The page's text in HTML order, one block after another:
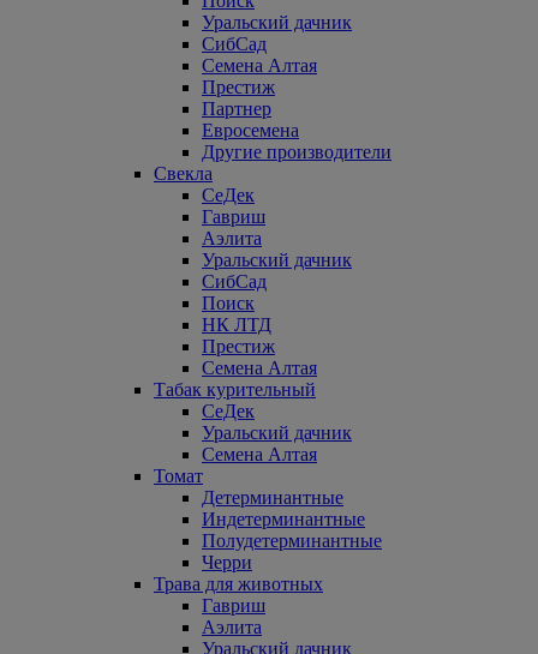
Уральский дачник
СибСад
Семена Алтая
Престиж
Партнер
Евросемена
Другие производители
Свекла
СеДек
Гавриш
Аэлита
Уральский дачник
СибСад
Поиск
НК ЛТД
Престиж
Семена Алтая
Табак курительный
СеДек
Уральский дачник
Семена Алтая
Томат
Детерминантные
Индетерминантные
Полудетерминантные
Черри
Трава для животных
Гавриш
Аэлита
Уральский дачник